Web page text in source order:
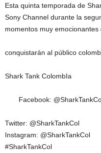
Esta quinta temporada de
Sony Channel durante la
momentos muy emocionantes
conquistarán al público
Shark Tank ColombIa
Facebook:
Twitter: @SharkTankCol
Instagram: @SharkTankCol
#SharkTankCol